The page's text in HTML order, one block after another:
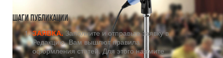
Шагипубликации
ЗАЯВКА.Заполните и отправьте заявку в
Редакцию. Вам вышлют правила
оформления статей. Для этого нажмите